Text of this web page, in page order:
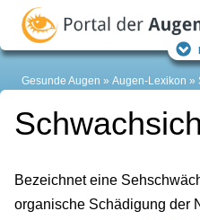
Gesunde Augen Augen-Lexikon
Bezeichnet eine
organische Schädigung der